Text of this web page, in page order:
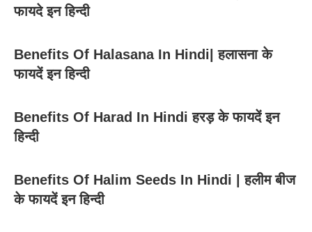
फायदे इन हिन्दी
Benefits Of Halasana In Hindi| हलासना के
फायदें इन हिन्दी
Benefits Of Harad In Hindi हरड़ के फायदें इन
हिन्दी
Benefits Of Halim Seeds In Hindi | हलीम बीज
के फायदें इन हिन्दी